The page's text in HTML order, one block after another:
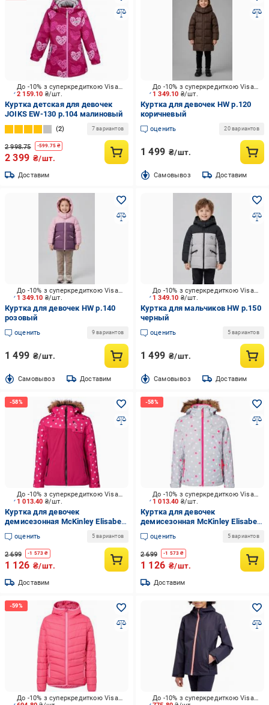
2 159.10 ₴/шт.
До -10% з суперкредиткою Visa Вигода
Куртка детская для девочек
JOIKS EW-130 р.104 малиновый
2 7 вариантов
2 998.75 -599.75 ₴
2 399 ₴/шт.
Доставим
1 349.10 ₴/шт.
До -10% з суперкредиткою Visa Вигода
Куртка для девочек HW р.120
коричневый
оценить 20 вариантов
1 499 ₴/шт.
Cамовывоз Доставим
1 349.10 ₴/шт.
До -10% з суперкредиткою Visa Вигода
Куртка для девочек HW р.140
розовый
оценить 9 вариантов
1 499 ₴/шт.
Cамовывоз Доставим
1 349.10 ₴/шт.
До -10% з суперкредиткою Visa Вигода
Куртка для мальчиков HW р.150
черный
оценить 5 вариантов
1 499 ₴/шт.
Cамовывоз Доставим
1 013.40 ₴/шт.
До -10% з суперкредиткою Visa Вигода
Куртка для девочек
демисезонная McKinley Elisabeth
gls 294392-909413 розовая
оценить 5 вариантов
2 699 -1 573 ₴
1 126 ₴/шт.
Доставим
1 013.40 ₴/шт.
До -10% з суперкредиткою Visa Вигода
Куртка для девочек
демисезонная McKinley Elisabeth
gls 294392-911915 серая
оценить 5 вариантов
2 699 -1 573 ₴
1 126 ₴/шт.
Доставим
До -10% з суперкредиткою Visa Вигода
До -10% з суперкредиткою Visa Вигода